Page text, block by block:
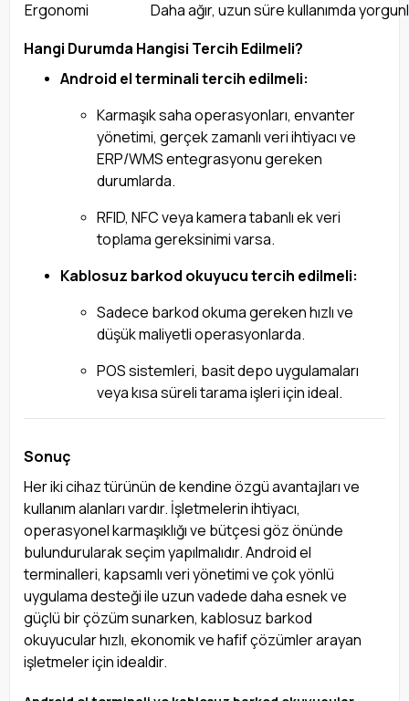
Ergonomi
Daha ağır, uzun süre kullanımda
Hangi Durumda Hangisi Tercih Edilmeli?
Android el terminali tercih edilmeli:
Karmaşık saha operasyonları, envanter
yönetimi, gerçek zamanlı veri ihtiyacı ve
ERP/WMS entegrasyonu gereken
durumlarda.
RFID, NFC veya kamera tabanlı ek veri
toplama gereksinimi varsa.
Kablosuz barkod okuyucu tercih edilmeli:
Sadece barkod okuma gereken hızlı ve
düşük maliyetli operasyonlarda.
POS sistemleri, basit depo uygulamaları
veya kısa süreli tarama işleri için ideal.
Sonuç
Her iki cihaz türünün de kendine özgü avantajları ve
kullanım alanları vardır. İşletmelerin ihtiyacı,
operasyonel karmaşıklığı ve bütçesi göz önünde
bulundurularak seçim yapılmalıdır. Android el
terminalleri, kapsamlı veri yönetimi ve çok yönlü
uygulama desteği ile uzun vadede daha esnek ve
güçlü bir çözüm sunarken, kablosuz barkod
okuyucular hızlı, ekonomik ve hafif çözümler arayan
işletmeler için idealdir.